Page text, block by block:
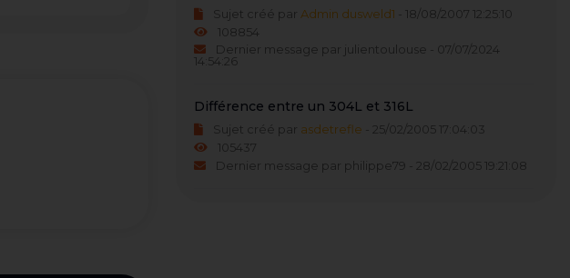
Sujet créé par Admin dusweld1 - 18/08/2007 12:25:10
108854
Dernier message par julientoulouse - 07/07/2024
14:54:26
Différence entre un 304L et 316L
Sujet créé par asdetrefle - 25/02/2005 17:04:03
105437
Dernier message par philippe79 - 28/02/2005 19:21:08